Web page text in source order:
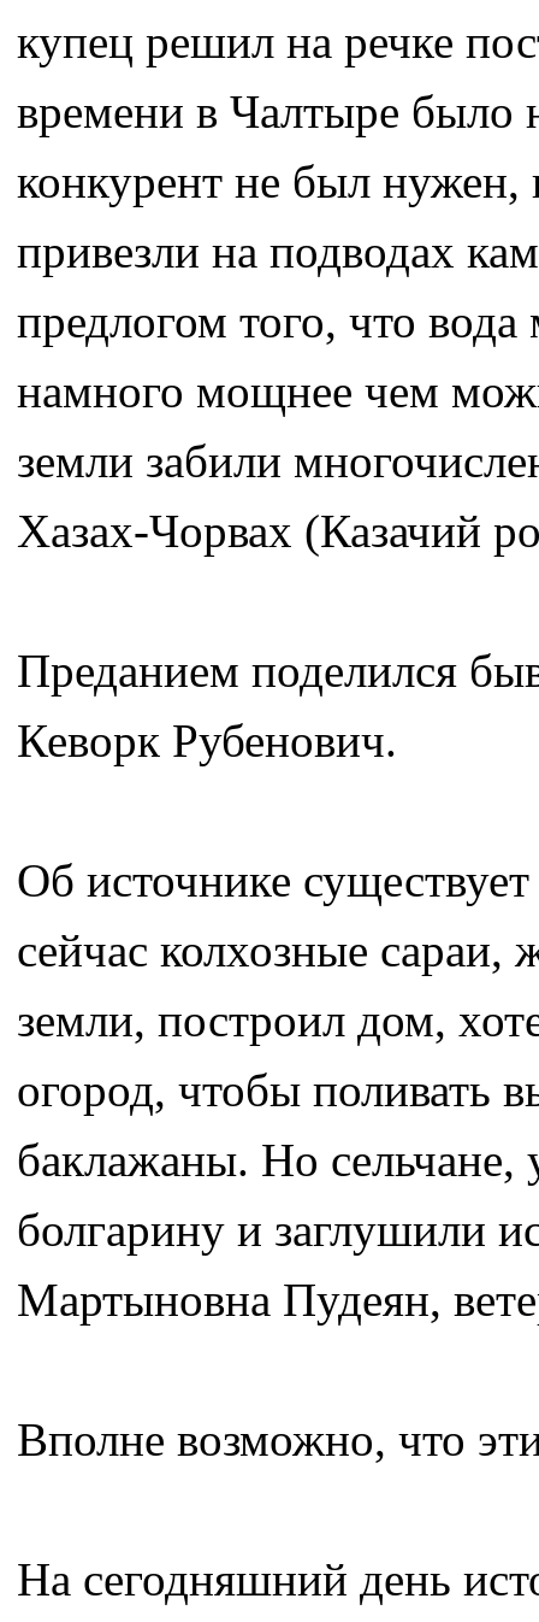
купец решил на речке
времени в Чалтыре было
конкурент не был нужен,
привезли на подводах
предлогом того, что
намного мощнее чем
земли забили
Хазах-Чорвах (Казачий
Преданием поделился
Кеворк Рубенович.
Об источнике
сейчас колхозные
земли, построил дом,
огород, чтобы поливать
баклажаны. Но сельчане,
болгарину и заглушили
Мартыновна Пудеян,
Вполне возможно, что
На сегодняшний день